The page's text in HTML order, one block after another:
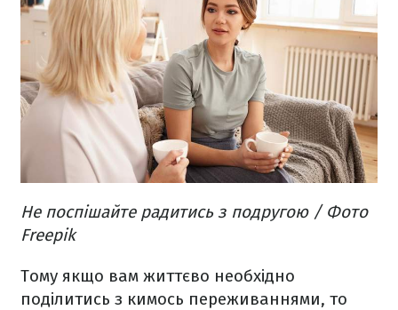
Не поспішайте радитись з подругою / Фото
Freepik
Тому якщо вам життєво необхідно
поділитись з кимось переживаннями, то